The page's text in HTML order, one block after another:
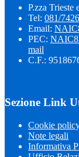
P.zza
Tel: 081/
Email:
PEC:
mail
C.F.:
Sezione Link
Cookie
Note legali
Informativa